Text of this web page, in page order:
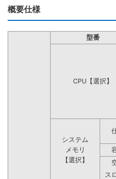
概要仕様
型番
CPU【選択】
システム
メモリ
【選択】
ス